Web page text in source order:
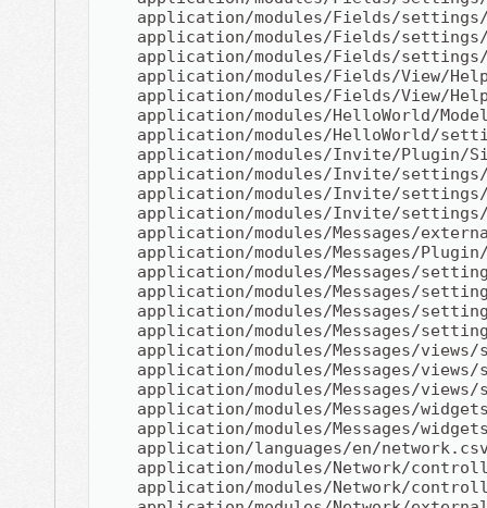
application/modules/Fields/
application/modules/Fields/settings/
application/modules/Fields/settings/
application/modules/Fields/View/
application/modules/Fields/View/
application/modules/HelloWorld/
application/modules/HelloWorld/
application/modules/Invite/Plugin/
application/modules/Invite/settings/
application/modules/Invite/settings/
application/modules/Invite/settings/
application/modules/Messages/
application/modules/Messages/Plugin/
application/modules/Messages/
application/modules/Messages/
application/modules/Messages/
application/modules/Messages/
application/modules/Messages/views/
application/modules/Messages/
application/modules/Messages/
application/modules/Messages/
application/modules/Messages/
application/languages/en/network.csv
application/modules/Network/
application/modules/Network/